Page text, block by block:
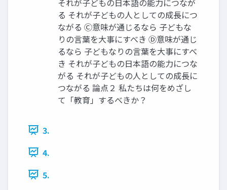
る それが子どもの人としての成長につ
ながる Ⓒ意味が通じるなら 子どもな
りの言葉を大事にすべき Ⓓ意味が通じ
るなら 子どもなりの言葉を大事にすべ
き それが子どもの日本語の能力につな
がる それが子どもの人としての成長に
つながる 論点２ 私たちは何をめざし
て「教育」するべきか？
3.
4.
5.